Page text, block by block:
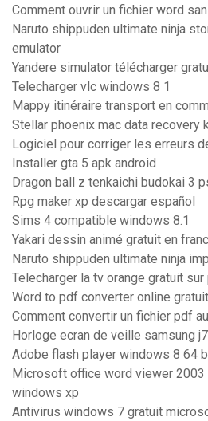
Comment ouvrir un fichier word
Naruto shippuden ultimate ninja
emulator
Yandere simulator télécharger
Telecharger vlc windows 8 1
Mappy itinéraire transport en
Stellar phoenix mac data recovery
Logiciel pour corriger les erreurs
Installer gta 5 apk android
Dragon ball z tenkaichi budokai 3
Rpg maker xp descargar español
Sims 4 compatible windows 8.1
Yakari dessin animé gratuit en
Naruto shippuden ultimate ninja
Telecharger la tv orange gratuit sur
Word to pdf converter online
Comment convertir un fichier pdf
Horloge ecran de veille samsung j7
Adobe flash player windows 8 64
Microsoft office word viewer
windows xp
Antivirus windows 7 gratuit